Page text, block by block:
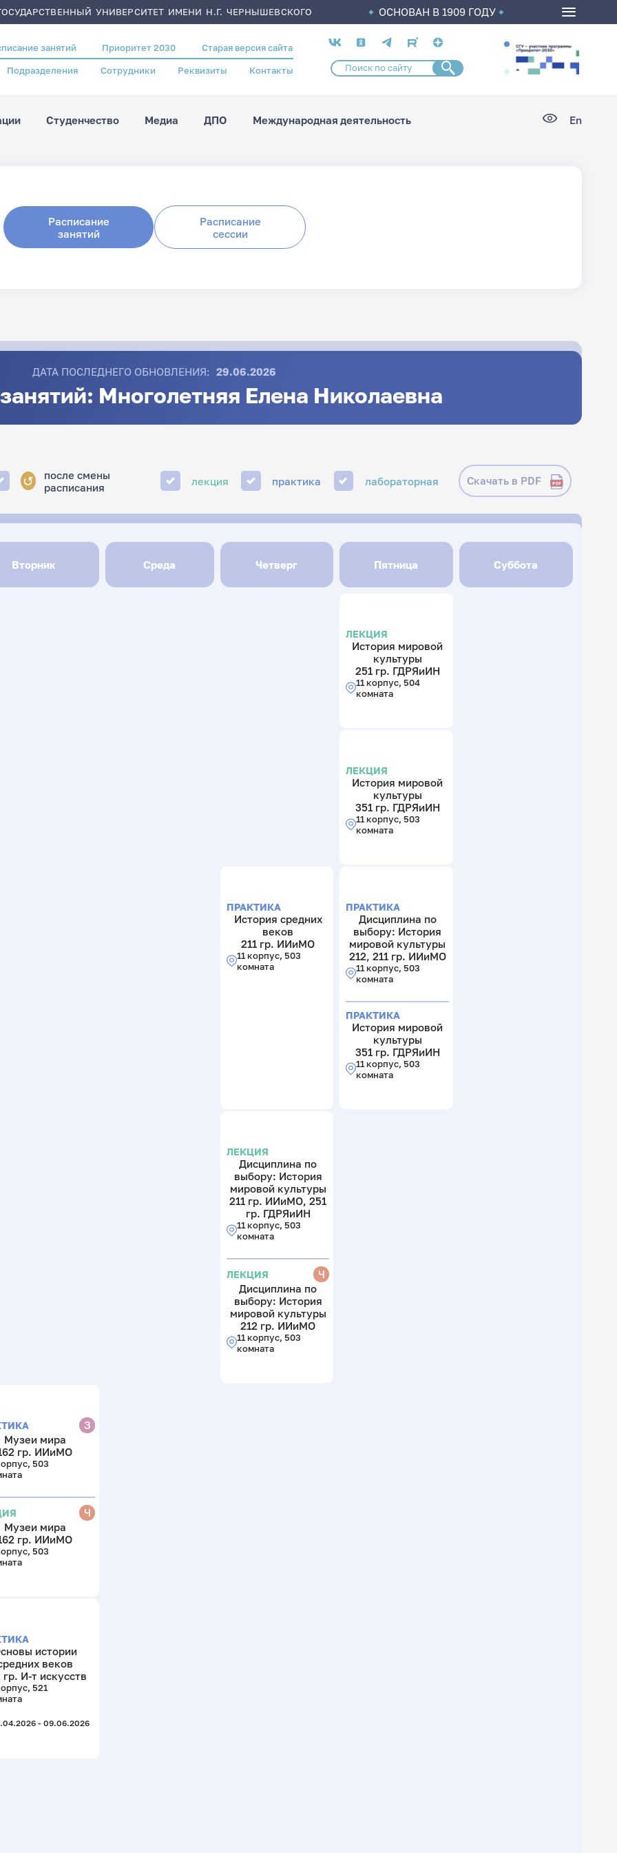
УНИВЕРСИТЕТ ИМЕНИ Н.Г. ЧЕРНЫШЕВСКОГО ОСНОВАН В 1909 ГОДУ
занятий Приоритет 2030 Старая версия сайта
Подразделения Сотрудники Реквизиты Контакты
Социальные
сети
Студенчество Медиа ДПО Международная деятельность En
Расписание
занятий
Расписание
сессии
ДАТА ПОСЛЕДНЕГО ОБНОВЛЕНИЯ: 29.06.2026
Многолетняя Елена Николаевна
↺
после смены
расписания
лекция практика лабораторная Скачать в PDF
Вторник Среда Четверг Пятница Суббота
ЛЕКЦИЯ
История мировой
культуры
251 гр. ГДРЯиИН
11 корпус, 504
комната
ЛЕКЦИЯ
История мировой
культуры
351 гр. ГДРЯиИН
11 корпус, 503
комната
ПРАКТИКА
История средних
веков
211 гр. ИИиМО
11 корпус, 503
комната
ПРАКТИКА
Дисциплина по
выбору: История
мировой культуры
212, 211 гр. ИИиМО
11 корпус, 503
комната
ПРАКТИКА
История мировой
культуры
351 гр. ГДРЯиИН
11 корпус, 503
комната
ЛЕКЦИЯ
Дисциплина по
выбору: История
мировой культуры
211 гр. ИИиМО, 251
гр. ГДРЯиИН
11 корпус, 503
комната
ЛЕКЦИЯ
Ч
Дисциплина по
выбору: История
мировой культуры
212 гр. ИИиМО
11 корпус, 503
комната
З
Музеи мира
гр. ИИиМО
503
Ч
Музеи мира
гр. ИИиМО
503
истории
веков
гр. И-т искусств
521
- 09.06.2026